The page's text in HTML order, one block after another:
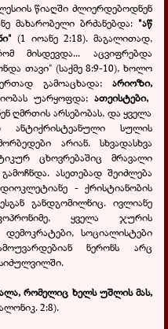
წიაღში ძლიერდებოდნენ
მახარობელი ბრძანებდა: "აწ
(1 იოანე 2:18). მაგალითად,
მისდევდა... აცვიფრებდა
თავი" (საქმე 8:9-10), ხოლო
გამოაცხადა; არიოზი,
უარყოფდა; ათეისტები,
ღმრთის არსებობას, და ყველა
სულის
არიან. სხვადასხვა
ცხოვრებაშიც მრავალი
ასეთებად შეიძლება
- ქრისტიანობის
განდგომილნიც. ივლიანე
ყველა ჯურის
სოციალისტები
ნერონს არც
სიძულვილში.
რომელიც ხელს უშლის მას,
2:8).